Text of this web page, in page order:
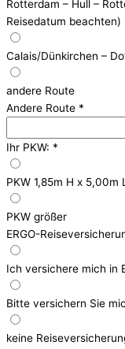
Rotterdam – Hull –
Reisedatum beachten)
Calais/Dünkirchen –
andere Route
Andere Route *
Ihr PKW: *
PKW 1,85m H x 5,00m L
PKW größer
ERGO-
Ich versichere mich in
Bitte versichern Sie
keine